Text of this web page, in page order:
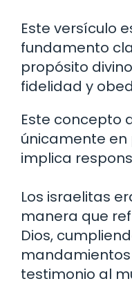
Este versículo
fundamento
propósito
fidelidad y
Este concepto
únicamente en
implica
Los israelitas
manera que
Dios,
testimonio al